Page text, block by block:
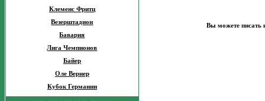
Клеменс Фритц
Везерштадион
Бавария
Лига Чемпионов
Байер
Оле Вернер
Кубок Германии
Вы можете писать